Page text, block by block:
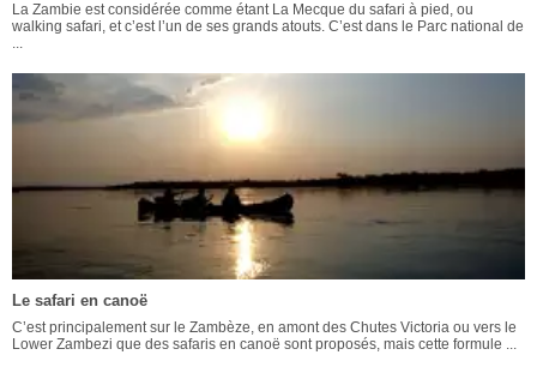
La Zambie est considérée comme étant La Mecque du safari à pied, ou
walking safari, et c’est l’un de ses grands atouts. C’est dans le Parc national de
...
Le safari en canoë
C’est principalement sur le Zambèze, en amont des Chutes Victoria ou vers le
Lower Zambezi que des safaris en canoë sont proposés, mais cette formule ...